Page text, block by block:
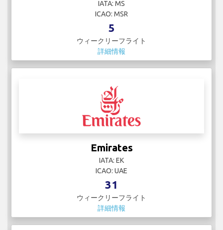
IATA: MS
ICAO: MSR
5
ウィークリーフライト
詳細情報
Emirates
IATA: EK
ICAO: UAE
31
ウィークリーフライト
詳細情報